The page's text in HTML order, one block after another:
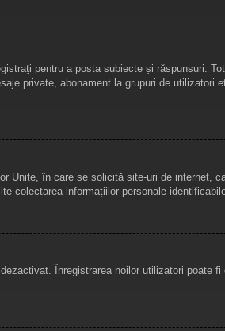
pentru a posta subiecte și răspunsuri.
private, abonament la grupuri de utilizatori
Unite, în care se solicită site-uri de internet,
colectarea informațiilor personale
Înregistrarea noilor utilizatori poate